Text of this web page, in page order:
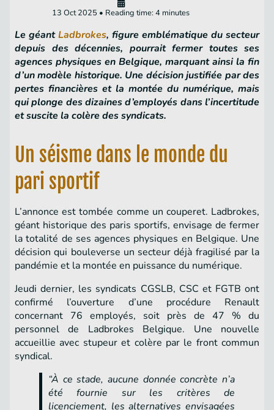
13 Oct 2025 • Reading time: 4 minutes
Le géantLadbrokes, figure emblématique du secteur
depuis des décennies, pourrait fermer toutes ses
agences physiques en Belgique, marquant ainsi la fin
d’un modèle historique. Une décision justifiée par des
pertes financières et la montée du numérique, mais
qui plonge des dizaines d’employés dans l’incertitude
et suscite la colère des syndicats.
Un séisme dans le monde du
pari sportif
L’annonce est tombée comme un couperet. Ladbrokes,
géant historique des paris sportifs, envisage de fermer
la totalité de ses agences physiques en Belgique. Une
décision qui bouleverse un secteur déjà fragilisé par la
pandémie et la montée en puissance du numérique.
Jeudi dernier, les syndicats CGSLB, CSC et FGTB ont
confirmé l’ouverture d’une procédure Renault
concernant 76 employés, soit près de 47 % du
personnel de Ladbrokes Belgique. Une nouvelle
accueillie avec stupeur et colère par le front commun
syndical.
“À ce stade, aucune donnée concrète n’a
été fournie sur les critères de
licenciement, les alternatives envisagées